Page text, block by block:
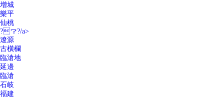
增城
樂平
仙桃
?？?/a>
遼源
古橫欄
臨滄地
延邊
臨滄
石岐
福建